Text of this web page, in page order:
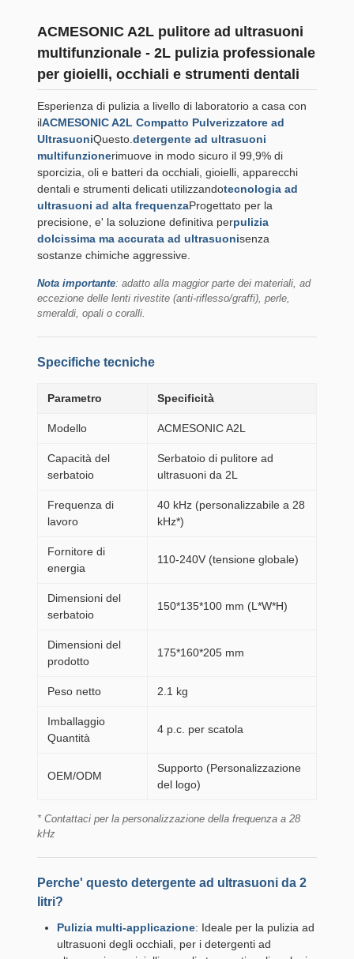
ACMESONIC A2L pulitore ad ultrasuoni
multifunzionale - 2L pulizia professionale
per gioielli, occhiali e strumenti dentali
Esperienza di pulizia a livello di laboratorio a casa con
ilACMESONIC A2L Compatto Pulverizzatore ad
UltrasuoniQuesto. detergente ad ultrasuoni
multifunzionerimuove in modo sicuro il 99,9% di
sporcizia, oli e batteri da occhiali, gioielli, apparecchi
dentali e strumenti delicati utilizzandotecnologia ad
ultrasuoni ad alta frequenzaProgettato per la
precisione, e' la soluzione definitiva perpulizia
dolcissima ma accurata ad ultrasuonisenza
sostanze chimiche aggressive.
Nota importante: adatto alla maggior parte dei materiali, ad
eccezione delle lenti rivestite (anti-riflesso/graffi), perle,
smeraldi, opali o coralli.
Specifiche tecniche
Parametro Specificità
Modello ACMESONIC A2L
Capacità del
serbatoio
Serbatoio di pulitore ad
ultrasuoni da 2L
Frequenza di
lavoro
40 kHz (personalizzabile a 28
kHz*)
Fornitore di
energia
110-240V (tensione globale)
Dimensioni del
serbatoio
150*135*100 mm (L*W*H)
Dimensioni del
prodotto
175*160*205 mm
Peso netto 2.1 kg
Imballaggio
Quantità
4 p.c. per scatola
OEM/ODM
Supporto (Personalizzazione
del logo)
* Contattaci per la personalizzazione della frequenza a 28
kHz
Perche' questo detergente ad ultrasuoni da 2
litri?
Pulizia multi-applicazione: Ideale per la pulizia ad
ultrasuoni degli occhiali, per i detergenti ad